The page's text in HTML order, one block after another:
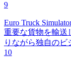
9
Euro Truck
重要な貨物を輸送
りながら独自のビ
10